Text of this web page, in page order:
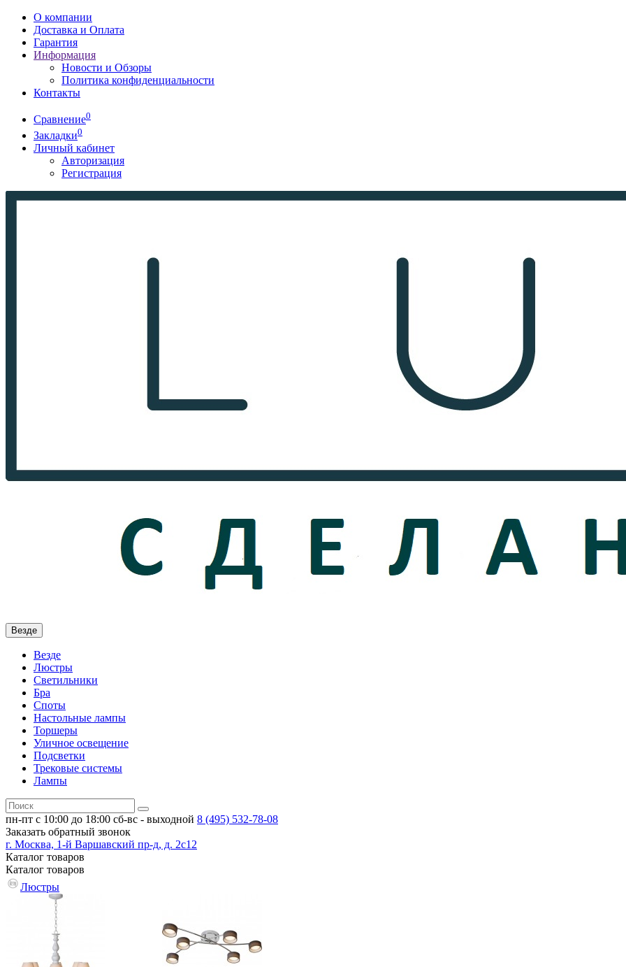
О компании
Доставка и Оплата
Гарантия
Информация
Новости и Обзоры
Политика конфиденциальности
Контакты
Сравнение0
Закладки0
Личный кабинет
Авторизация
Регистрация
Везде
Везде
Люстры
Светильники
Бра
Споты
Настольные лампы
Торшеры
Уличное освещение
Подсветки
Трековые системы
Лампы
пн-пт с 10:00 до 18:00 сб-вс - выходной 8 (495) 532-78-08
Заказать обратный звонок
г. Москва, 1-й Варшавский пр-д, д. 2с12
Каталог товаров
Каталог товаров
Люстры